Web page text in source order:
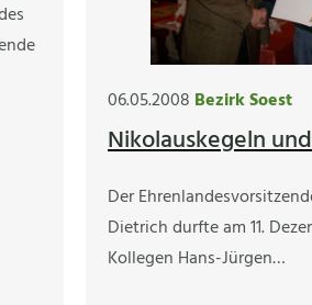
06.05.2008 Bezirk Soest
Nikolauskegeln
Der
Dietrich durfte am 11.
Kollegen Hans-Jürgen…